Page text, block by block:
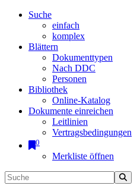
Suche
einfach
komplex
Blättern
Dokumenttypen
Nach DDC
Personen
Bibliothek
Online-Katalog
Dokumente einreichen
Leitlinien
Vertragsbedingungen
0
Merkliste öffnen